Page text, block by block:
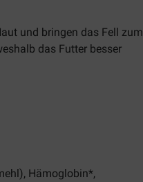
und bringen das Fell zum
das Futter besser
Hämoglobin*,